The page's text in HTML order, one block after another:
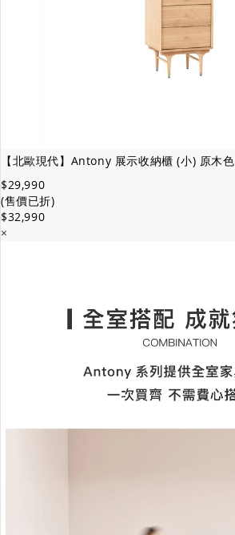
【北歐現代】Antony 展示收納櫃 (小) 原木色
$29,990
(售價已折)
$32,990
×